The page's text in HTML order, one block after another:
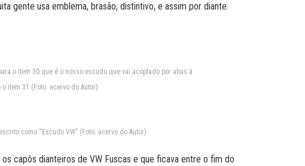
gente usa emblema, brasão, distintivo, e assim por diante.
o item 30 que é o nosso escudo que vai acoplado por abas à
item 31 (Foto: acervo do Autor)
como “Escudo VW” (Foto: acervo do Autor)
capôs dianteiros de VW Fuscas e que ficava entre o fim do